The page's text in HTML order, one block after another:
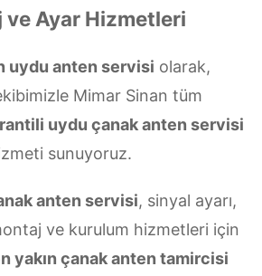
ve Ayar Hizmetleri
uydu anten servisi olarak,
Mimar Sinan tüm
uydu çanak anten servisi
sunuyoruz.
anten servisi, sinyal ayarı,
ve kurulum hizmetleri için
yakın çanak anten tamircisi